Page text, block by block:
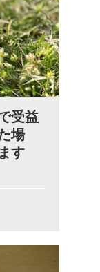
受益
場
す